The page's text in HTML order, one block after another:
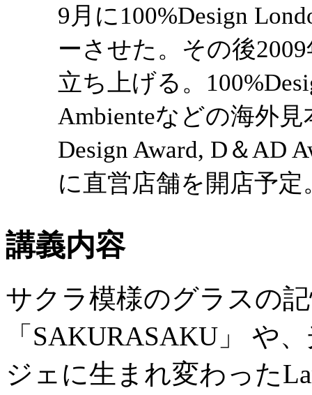
9月に100%Design
ーさせた。その後
立ち上げる。
Ambienteなどの海外
Design Award, D＆AD
に直営店舗を開店予定
講義内容
サクラ模様のグラスの
「SAKURASAKU」 や
ジェに生まれ変わった